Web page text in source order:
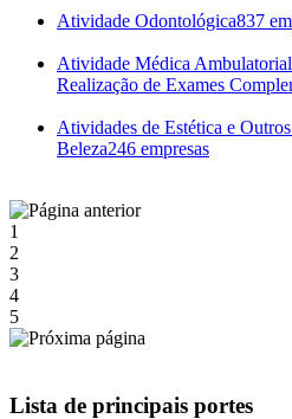
Atividade Odontológica837
Atividade Médica
Realização de Exames
Atividades de Estética e
Beleza246 empresas
1
2
3
4
5
Lista de principais portes